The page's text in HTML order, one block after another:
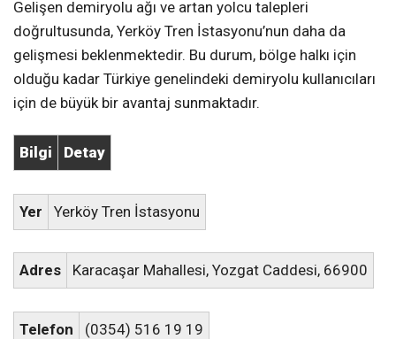
Gelişen demiryolu ağı ve artan yolcu talepleri
doğrultusunda, Yerköy Tren İstasyonu’nun daha da
gelişmesi beklenmektedir. Bu durum, bölge halkı için
olduğu kadar Türkiye genelindeki demiryolu kullanıcıları
için de büyük bir avantaj sunmaktadır.
Bilgi Detay
Yer Yerköy Tren İstasyonu
Adres Karacaşar Mahallesi, Yozgat Caddesi, 66900
Telefon (0354) 516 19 19